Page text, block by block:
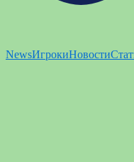
NewsИгрокиНовости